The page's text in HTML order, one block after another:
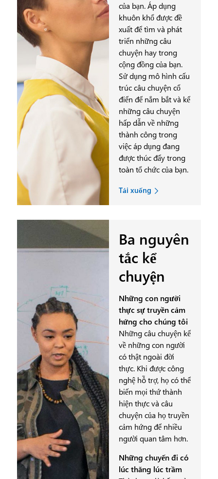
của bạn. Áp dụng
khuôn khổ được đề
xuất để tìm và phát
triển những câu
chuyện hay trong
cộng đồng của bạn.
Sử dụng mô hình cấu
trúc câu chuyện cổ
điển để nắm bắt và kể
những câu chuyện
hấp dẫn về những
thành công trong
việc áp dụng đang
được thúc đẩy trong
toàn tổ chức của bạn.
Tải xuống
Ba nguyên
tắc kể
chuyện
Những con người
thực sự truyền cảm
hứng cho chúng tôi
Những câu chuyện kể
về những con người
có thật ngoài đời
thực. Khi được công
nghệ hỗ trợ, họ có thể
biến mọi thứ thành
hiện thực và câu
chuyện của họ truyền
cảm hứng để nhiều
người quan tâm hơn.
Những chuyến đi có
lúc thăng lúc trầm